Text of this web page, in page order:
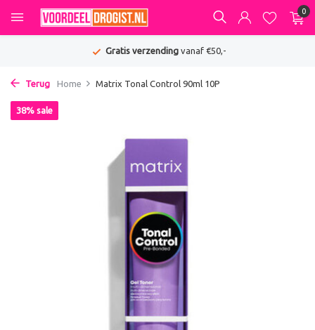
0
Gratis verzendingvanaf €50,-
Terug Home Matrix Tonal Control 90ml 10P
38% sale